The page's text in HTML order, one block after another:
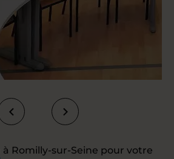
à Romilly-sur-Seine pour votre